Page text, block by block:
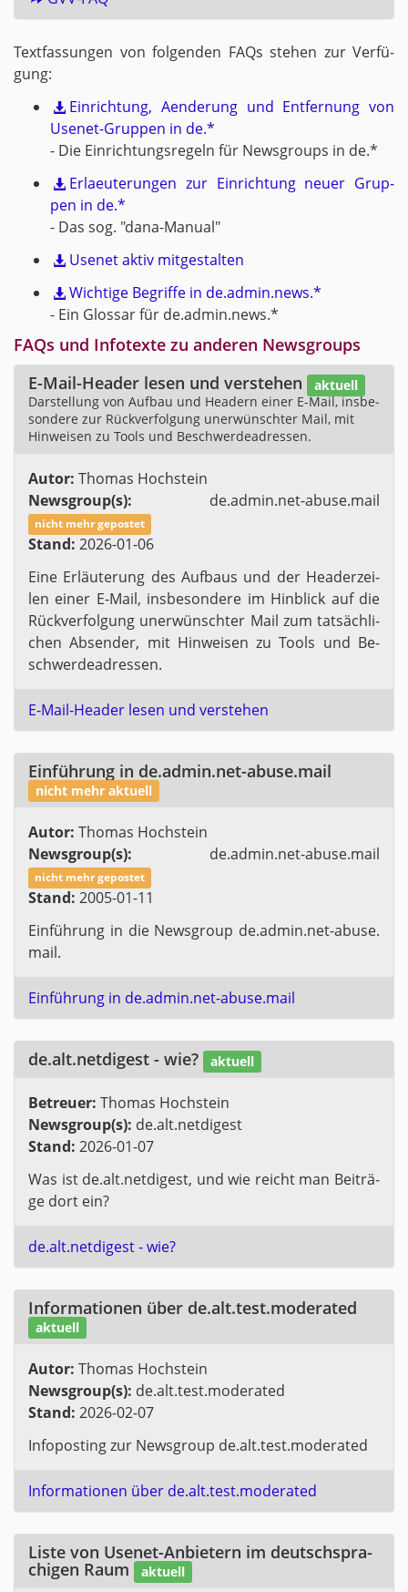
Text­fas­sun­gen von fol­gen­den FAQs ste­hen zur Ver­fü­
gung:
Ein­rich­tung, Aen­de­rung und Ent­fer­nung von
Use­net-Grup­pen in de.*
- Die Ein­rich­tungs­re­geln für News­groups in de.*
Er­laeu­te­run­gen zur Ein­rich­tung neuer Grup­
pen in de.*
- Das sog. "da­na-Ma­nu­al"
Use­net aktiv mit­ge­stal­ten
Wich­ti­ge Be­grif­fe in de.​admin.​news.*
- Ein Glos­sar für de.​admin.​news.*
FAQs und In­fo­tex­te zu an­de­ren News­groups
E-Mail-Hea­der lesen und ver­ste­hen
ak­tu­ell
Dar­stel­lung von Auf­bau und Hea­dern einer E-Mail, ins­be­
son­de­re zur Rück­ver­fol­gung un­er­wünsch­ter Mail, mit
Hin­wei­sen zu Tools und Be­schwer­deadres­sen.
Autor: Tho­mas Hoch­stein
News­group(s): de.​admin.​net-​abuse.​mail
nicht mehr ge­pos­tet
Stand: 2026-01-06
Eine Er­läu­te­rung des Auf­baus und der Hea­der­zei­
len einer E-Mail, ins­be­son­de­re im Hin­blick auf die
Rück­ver­fol­gung un­er­wünsch­ter Mail zum tat­säch­li­
chen Ab­sen­der, mit Hin­wei­sen zu Tools und Be­
schwer­deadres­sen.
E-Mail-Hea­der lesen und ver­ste­hen
Ein­füh­rung in de.​admin.​net-​abuse.​mail
nicht mehr ak­tu­ell
Autor: Tho­mas Hoch­stein
News­group(s): de.​admin.​net-​abuse.​mail
nicht mehr ge­pos­tet
Stand: 2005-01-11
Ein­füh­rung in die News­group de.​admin.​net-​abuse.​
mail.
Ein­füh­rung in de.​admin.​net-​abuse.​mail
de.​alt.​netdigest - wie? ak­tu­ell
Be­treu­er: Tho­mas Hoch­stein
News­group(s): de.​alt.​netdigest
Stand: 2026-01-07
Was ist de.​alt.​netdigest, und wie reicht man Bei­trä­
ge dort ein?
de.​alt.​netdigest - wie?
In­for­ma­tio­nen über de.​alt.​test.​moderated
ak­tu­ell
Autor: Tho­mas Hoch­stein
News­group(s): de.​alt.​test.​moderated
Stand: 2026-02-07
In­fo­pos­ting zur News­group de.​alt.​test.​moderated
In­for­ma­tio­nen über de.​alt.​test.​moderated
Liste von Use­net-An­bie­tern im deutsch­spra­
chi­gen Raum ak­tu­ell